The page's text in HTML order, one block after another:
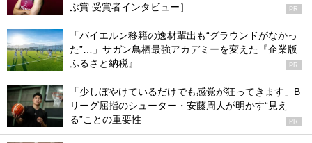
ぶ賞 受賞者インタビュー］
PR
「バイエルン移籍の逸材輩出も“グラウンドがなかっ
た”…」サガン鳥栖最強アカデミーを変えた『企業版
ふるさと納税』
PR
「少しぼやけているだけでも感覚が狂ってきます」B
リーグ屈指のシューター・安藤周人が明かす“見え
る”ことの重要性
PR